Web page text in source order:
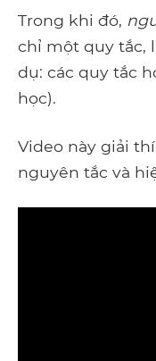
Trong khi đó,
chỉ một quy tắc,
dụ: các quy tắc
học).
Video này giải
nguyên tắc và